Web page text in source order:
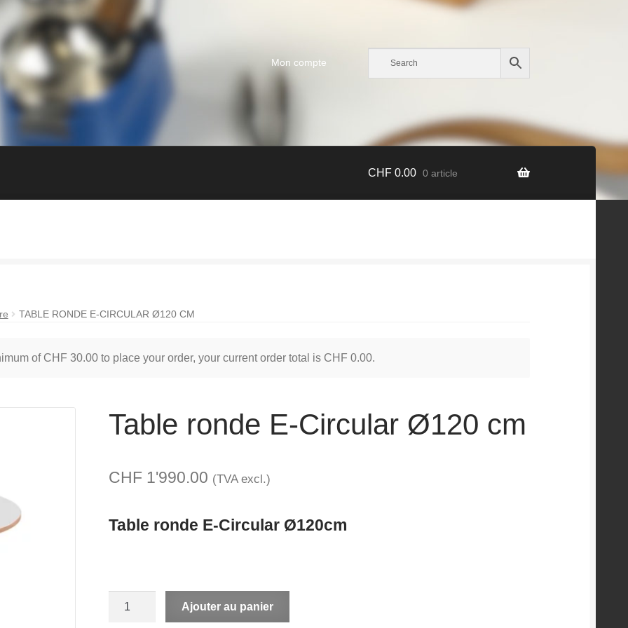
Mon compte
CHF0.00 0 article
TABLE RONDE E-CIRCULAR Ø120 CM
of CHF 30.00to place your order, your current order total is CHF 0.00.
Table ronde E-Circular Ø120 cm
CHF 1'990.00 (TVA excl.)
Table ronde E-Circular Ø120cm
Ajouter au panier